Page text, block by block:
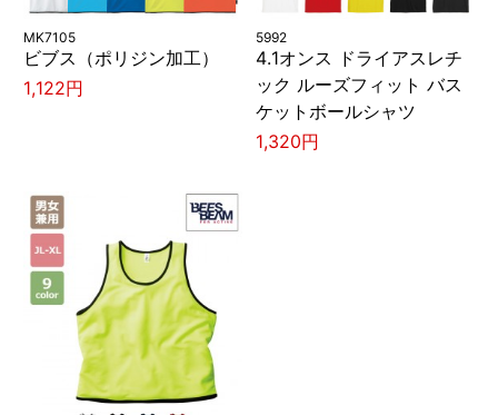
MK7105
ビブス（ポリジン加工）
1,122円
5992
4.1オンス ドライアスレチ
ック ルーズフィット バス
ケットボールシャツ
1,320円